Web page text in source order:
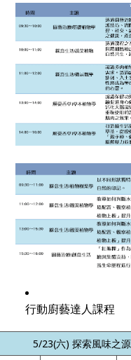
行動廚藝達人課程
5/23(六) 探索風味之